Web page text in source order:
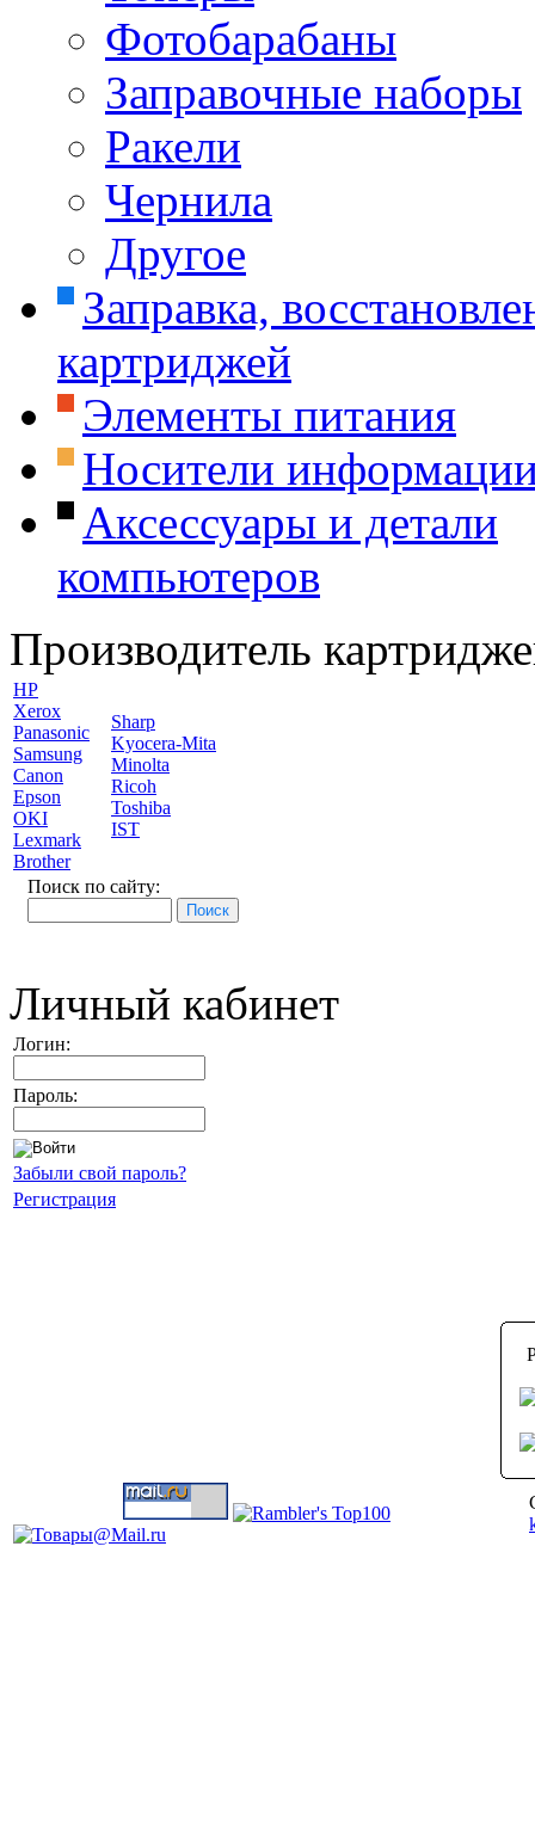
Фотобарабаны
Заправочные наборы
Ракели
Чернила
Другое
Заправка,
картриджей
Элементы питания
Носители
Аксессуары и детали
компьютеров
Производитель
HP
Xerox
Panasonic
Samsung
Canon
Epson
OKI
Lexmark
Brother
Sharp
Kyocera-Mita
Minolta
Ricoh
Toshiba
IST
Поиск по сайту:
Личный кабинет
Логин:
Пароль:
Забыли свой пароль?
Регистрация